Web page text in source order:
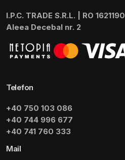
I.P.C. TRADE S.R.L. | RO
Aleea Decebal nr. 2
Telefon
+40 750 103 086
+40 744 996 677
+40 741 760 333
Mail